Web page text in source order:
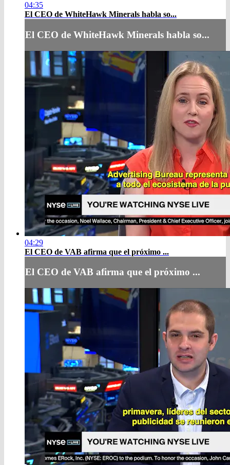
04:35
El CEO de WhiteHawk Minerals habla so...
El CEO de WhiteHawk Minerals habla so...
04:29
El CEO de VAB afirma que el próximo ...
El CEO de VAB afirma que el próximo ...